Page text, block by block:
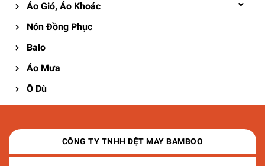
Áo Gió, Áo Khoác
Nón Đồng Phục
Balo
Áo Mưa
Ô Dù
CÔNG TY TNHH DỆT MAY BAMBOO